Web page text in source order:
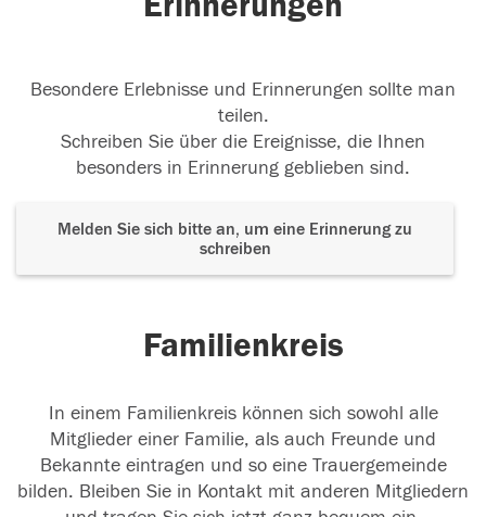
Besondere Erlebnisse und Erinnerungen sollte man
teilen.
Schreiben Sie über die Ereignisse, die Ihnen
besonders in Erinnerung geblieben sind.
Melden Sie sich bitte an, um eine Erinnerung zu
schreiben
Familienkreis
In einem Familienkreis können sich sowohl alle
Mitglieder einer Familie, als auch Freunde und
Bekannte eintragen und so eine Trauergemeinde
bilden. Bleiben Sie in Kontakt mit anderen Mitgliedern